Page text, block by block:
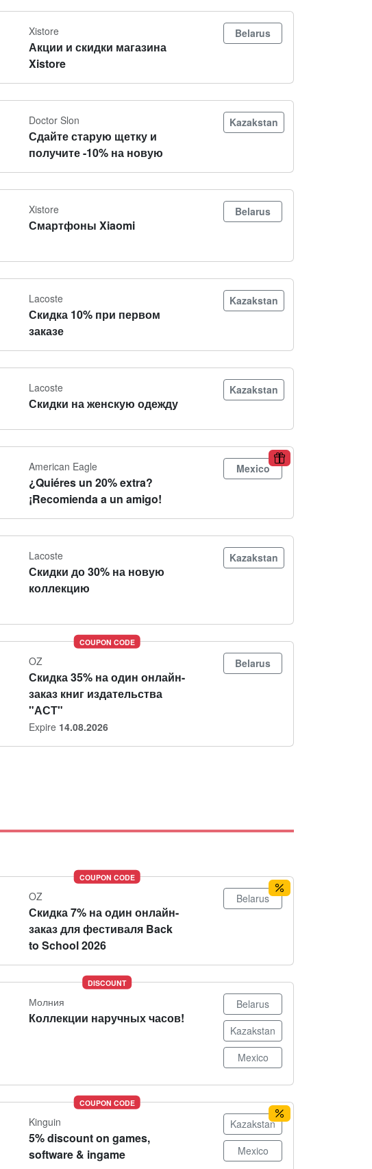
Xistore
Акции и скидки магазина
Xistore
Belarus
Doctor Slon
Сдайте старую щетку и
получите -10% на новую
Kazakstan
Xistore
Смартфоны Xiaomi
Belarus
Lacoste
Скидка 10% при первом
заказе
Kazakstan
Lacoste
Скидки на женскую одежду
Kazakstan
American Eagle
¿Quiéres un 20% extra?
¡Recomienda a un amigo!
Mexico
Lacoste
Скидки до 30% на новую
коллекцию
Kazakstan
COUPON CODE
OZ
Скидка 35% на один онлайн-
заказ книг издательства
"АСТ"
Expire 14.08.2026
Belarus
COUPON CODE
OZ
Скидка 7% на один онлайн-
заказ для фестиваля Back
to School 2026
Belarus
DISCOUNT
Молния
Коллекции наручных часов!
Belarus
Kazakstan
Mexico
COUPON CODE
Kinguin
5% discount on games,
software & ingame
Kazakstan
Mexico